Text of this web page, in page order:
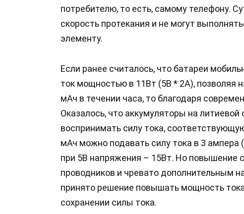
потребителю, то есть, самому телефону.
скорость протекания и не могут
элементу.
Если ранее считалось, что батареи
ток мощностью в 11Вт (5В * 2А), позволяя
мАч в течении часа, то благодаря
Оказалось, что аккумуляторы на
воспринимать силу тока,
мАч можно подавать силу тока в 3
при 5В напряжения – 15Вт. Но повышение
проводников и чревато дополнительным
принято решение повышать мощность
сохранении силы тока.